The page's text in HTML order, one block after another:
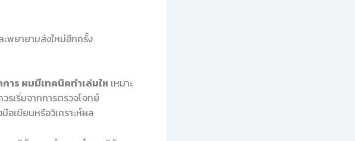
ะพยายามส่งใหม่อีกครั้ง
าร ผมมีเทคนิคทำเล่มให เหมาะ
รเริ่มจากการตรวจโจทย์
เขียนหรือวิเคราะห์ผล